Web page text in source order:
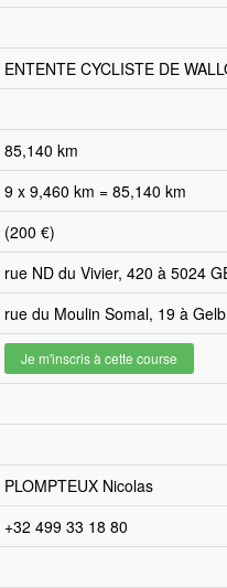
ENTENTE CYCLISTE DE
85,140 km
9 x 9,460 km = 85,140 km
(200 €)
rue ND du Vivier, 420 à 5024
rue du Moulin Somal, 19 à
Je m'inscris à cette course
PLOMPTEUX Nicolas
+32 499 33 18 80